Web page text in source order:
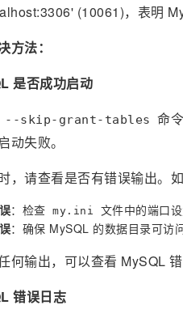
(10061)，表明
方法：
是否成功启动
--skip-grant-tables 命
动失败。
，请查看是否有错误输出。
：检查 my.ini
文件中的端口设
：确保 MySQL 的数据目录可访
何输出，可以查看 MySQL 错
错误日志